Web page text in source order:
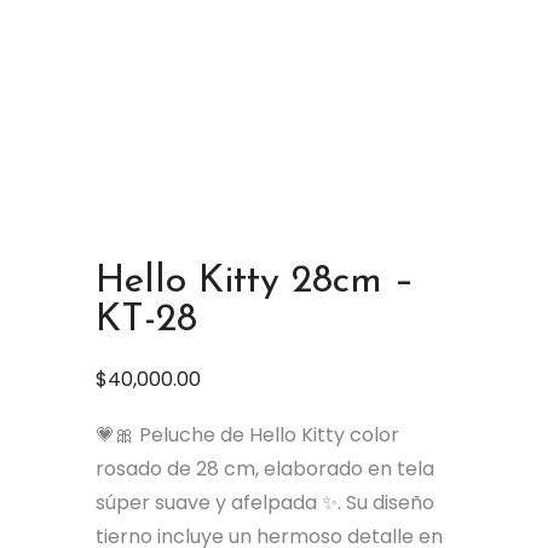
Hello Kitty 28cm –
KT-28
$40,000.00
💗🎀 Peluche de Hello Kitty color
rosado de 28 cm, elaborado en tela
súper suave y afelpada ✨. Su diseño
tierno incluye un hermoso detalle en